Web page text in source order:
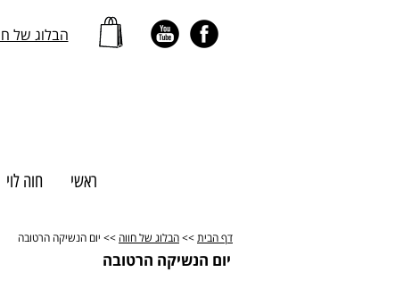
הבלוג של
ראשי חוה לוי
דף הבית >> הבלוג של חווה >> יום הנשיקה הרטובה
יום הנשיקה הרטובה